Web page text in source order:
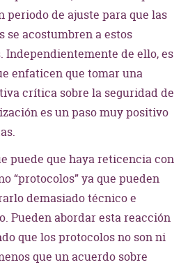
periodo de ajuste para que las
se acostumbren a estos
Independientemente de ello, es
enfaticen que tomar una
crítica sobre la seguridad de
es un paso muy positivo
puede que haya reticencia con
“protocolos” ya que pueden
demasiado técnico e
Pueden abordar esta reacción
que los protocolos no son ni
que un acuerdo sobre